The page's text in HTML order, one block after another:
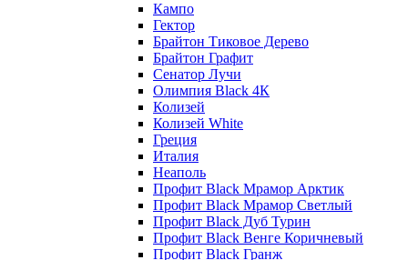
Кампо
Гектор
Брайтон Тиковое Дерево
Брайтон Графит
Сенатор Лучи
Олимпия Black 4К
Колизей
Колизей White
Греция
Италия
Неаполь
Профит Black Мрамор Арктик
Профит Black Мрамор Светлый
Профит Black Дуб Турин
Профит Black Венге Коричневый
Профит Black Гранж